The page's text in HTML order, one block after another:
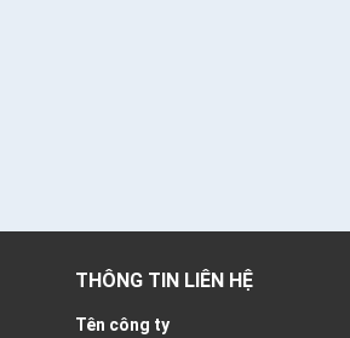
THÔNG TIN LIÊN HỆ
Tên công ty